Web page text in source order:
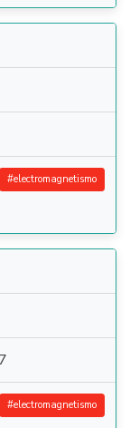
#electromagnetismo
#electromagnetismo